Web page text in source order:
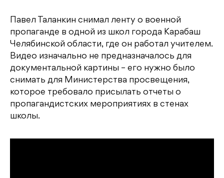
Павел Таланкин снимал ленту о военной
пропаганде в одной из школ города Карабаш
Челябинской области, где он работал учителем.
Видео изначально не предназначалось для
документальной картины – его нужно было
снимать для Министерства просвещения,
которое требовало присылать отчеты о
пропагандистских мероприятиях в стенах
школы.